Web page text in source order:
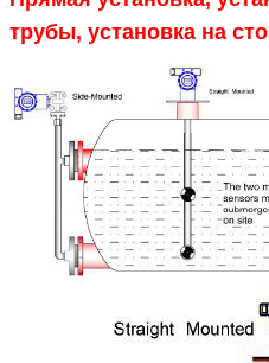
трубы, установка на